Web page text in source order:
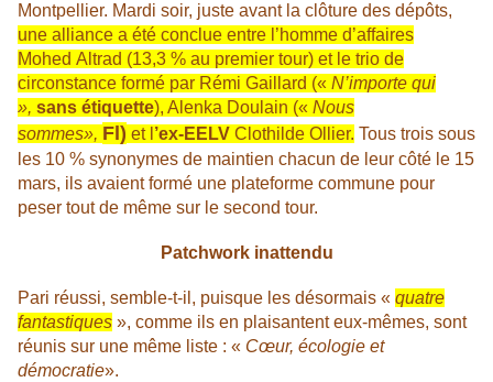
Montpellier. Mardi soir, juste avant la clôture des dépôts,
une alliance a été conclue entre l’homme d’affaires
Mohed Altrad (13,3 % au premier tour) et le trio de
circonstance formé par Rémi Gaillard (« N’importe qui
», sans étiquette), Alenka Doulain (« Nous
sommes», Fl) et l ’ex-EELV Clothilde Ollier. Tous trois sous
les 10 % synonymes de maintien chacun de leur côté le 15
mars, ils avaient formé une plateforme commune pour
peser tout de même sur le second tour.
Patchwork inattendu
Pari réussi, semble-t-il, puisque les désormais « quatre
fantastiques », comme ils en plaisantent eux-mêmes, sont
réunis sur une même liste : « Cœur, écologie et
démocratie».